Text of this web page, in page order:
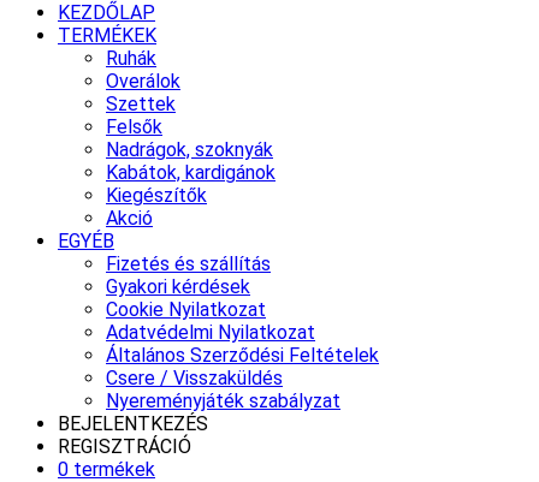
KEZDŐLAP
TERMÉKEK
Ruhák
Overálok
Szettek
Felsők
Nadrágok, szoknyák
Kabátok, kardigánok
Kiegészítők
Akció
EGYÉB
Fizetés és szállítás
Gyakori kérdések
Cookie Nyilatkozat
Adatvédelmi Nyilatkozat
Általános Szerződési Feltételek
Csere / Visszaküldés
Nyereményjáték szabályzat
BEJELENTKEZÉS
REGISZTRÁCIÓ
0 termékek